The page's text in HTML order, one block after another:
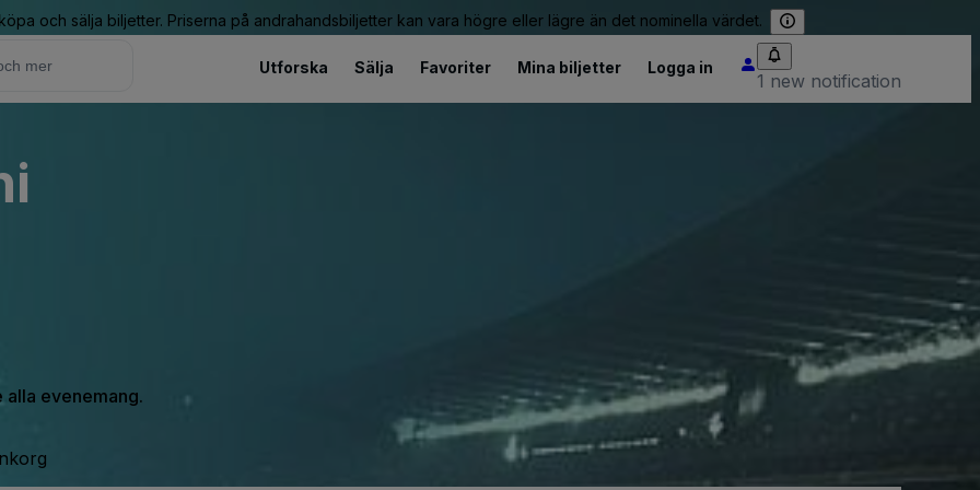
och sälja biljetter. Priserna på andrahandsbiljetter kan vara högre eller lägre än det nominella värdet.
Utforska Sälja Favoriter Mina biljetter Logga in
1 new notification
alla evenemang.